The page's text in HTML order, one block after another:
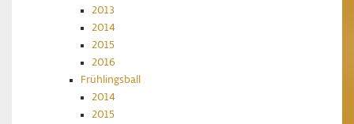
2013
2014
2015
2016
Frühlingsball
2014
2015